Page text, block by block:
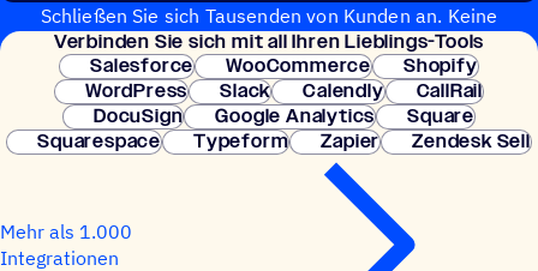
Schließen Sie sich Tausenden von Kunden an. Keine
Kreditkarte erforderlich. Sofortige Einrichtung.
Verbin­den Sie sich mit all Ihren Lieblings-Tools
Salesforce
WooCommerce
Shopify
WordPress
Slack Calendly
CallRail
DocuSign
Google Analytics
Square
Squarespace
Typeform Zapier Zendesk Sell
Mehr als 1.000
Integrationen